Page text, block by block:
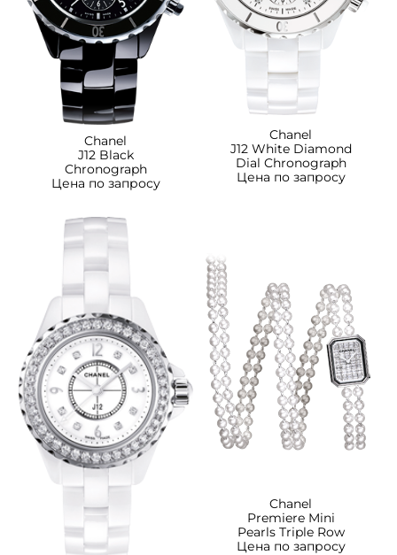
Chanel
J12 Black
Chronograph
Цена по запросу
Chanel
J12 White Diamond
Dial Chronograph
Цена по запросу
Chanel
Premiere Mini
Pearls Triple Row
Цена по запросу